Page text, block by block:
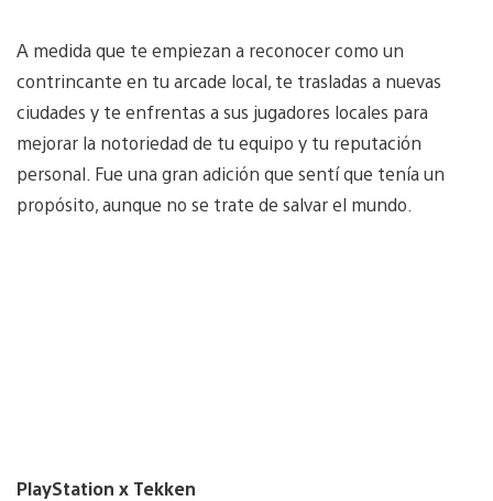
A medida que te empiezan a reconocer como un
contrincante en tu arcade local, te trasladas a nuevas
ciudades y te enfrentas a sus jugadores locales para
mejorar la notoriedad de tu equipo y tu reputación
personal. Fue una gran adición que sentí que tenía un
propósito, aunque no se trate de salvar el mundo.
PlayStation x Tekken